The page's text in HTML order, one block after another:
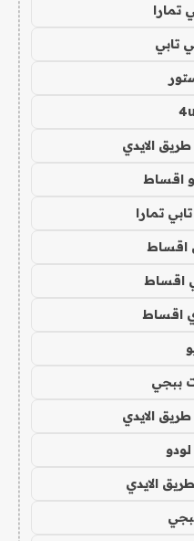
تمارا
تابي
الايدي
اقساط
تمارا
اقساط
اقساط
اقساط
ببجي
الايدي
الايدي